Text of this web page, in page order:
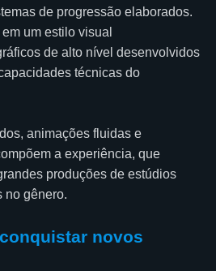
de progressão elaborados.
um estilo visual
de alto nível desenvolvidos
técnicas do
animações fluidas e
a experiência, que
produções de estúdios
no gênero.
novos